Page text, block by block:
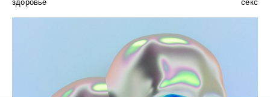
здоровье секс